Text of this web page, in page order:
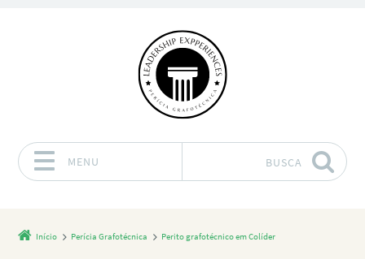
MENU BUSCA
Início Perícia Grafotécnica Perito grafotécnico em Colíder